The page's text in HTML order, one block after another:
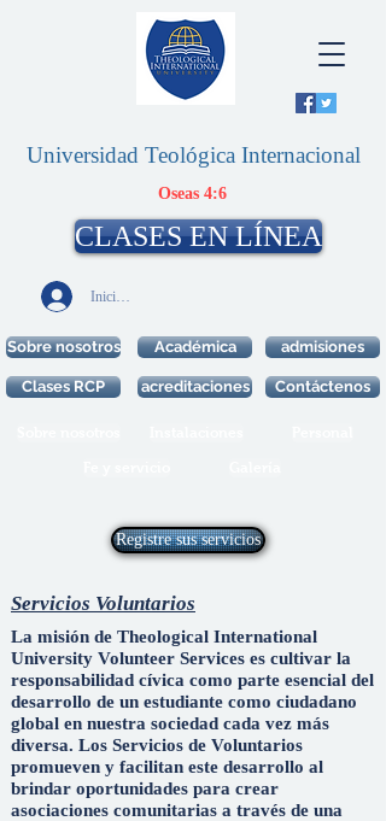
Universidad Teológica Internacional
Oseas 4:6
Iniciar sesión
CLASES EN LÍNEA
Sobre nosotros
Clases RCP
Académica
acreditaciones
admisiones
Contáctenos
Registre sus servicios
Servicios Voluntarios
La misión de Theological International
University Volunteer Services es cultivar la
responsabilidad cívica como parte esencial del
desarrollo de un estudiante como ciudadano
global en nuestra sociedad cada vez más
diversa. Los Servicios de Voluntarios
promueven y facilitan este desarrollo al
brindar oportunidades para crear
asociaciones comunitarias a través de una